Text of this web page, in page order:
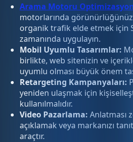
Arama Motoru
motorlarında
organik trafik elde etmek için
zamanında uygulayın.
Mobil Uyumlu Tasarımlar:
birlikte, web sitenizin ve
uyumlu olması büyük önem
Retargeting Kampanyaları:
yeniden ulaşmak için
kullanılmalıdır.
Video Pazarlama: Anlatması
açıklamak veya markanızı
araçtır.